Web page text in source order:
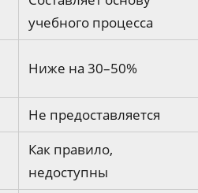
учебного процесса
Ниже на 30–50%
Не предоставляется
Как правило,
недоступны